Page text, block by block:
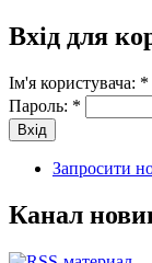
Вхід для
Ім'я користувача: *
Пароль: *
Запросити
Канал